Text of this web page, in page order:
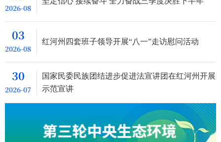
2026-08
03
2026-08
红河州四套班子领导开展“八一”走访慰问活动
30
2026-07
国家民委民族团结进步促进法宣讲团在红河州开展
示范宣讲